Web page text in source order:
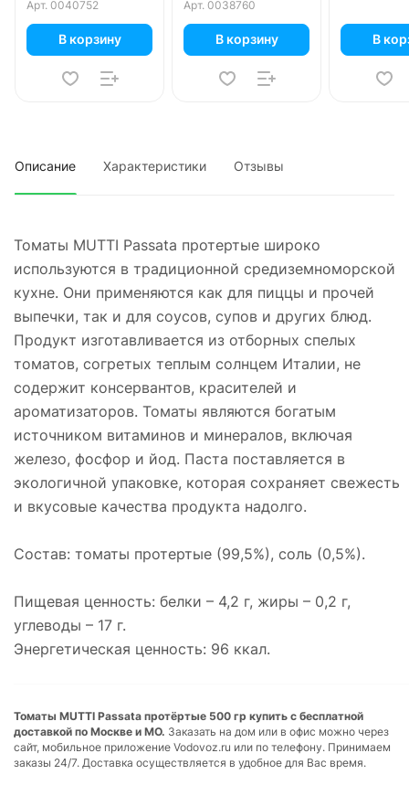
Арт. 0040752
В корзину
Арт. 0038760
В корзину В
Описание Характеристики Отзывы
Томаты MUTTI Passata протертые широко
используются в традиционной средиземноморской
кухне. Они применяются как для пиццы и прочей
выпечки, так и для соусов, супов и других блюд.
Продукт изготавливается из отборных спелых
томатов, согретых теплым солнцем Италии, не
содержит консервантов, красителей и
ароматизаторов. Томаты являются богатым
источником витаминов и минералов, включая
железо, фосфор и йод. Паста поставляется в
экологичной упаковке, которая сохраняет свежесть
и вкусовые качества продукта надолго.
Состав: томаты протертые (99,5%), соль (0,5%).
Пищевая ценность: белки – 4,2 г, жиры – 0,2 г,
углеводы – 17 г.
Энергетическая ценность: 96 ккал.
Томаты MUTTI Passata протёртые 500 гр купить с бесплатной
доставкой по Москве и МО. Заказать на дом или в офис можно через
сайт, мобильное приложение Vodovoz.ru или по телефону. Принимаем
заказы 24/7. Доставка осуществляется в удобное для Вас время.